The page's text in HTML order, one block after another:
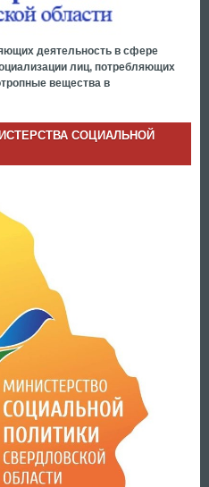
деятельность в сфере
лиц, потребляющих
вещества в
СОЦИАЛЬНОЙ